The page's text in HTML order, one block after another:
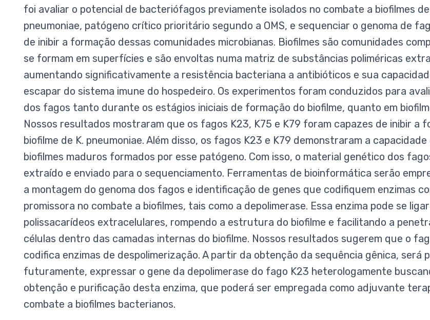
foi avaliar o potencial de bacteriófagos previamente isolados no combate a biofilmes de
pneumoniae, patógeno crítico prioritário segundo a OMS, e sequenciar o genoma de
de inibir a formação dessas comunidades microbianas. Biofilmes são comunidades
se formam em superfícies e são envoltas numa matriz de substâncias poliméricas
aumentando significativamente a resistência bacteriana a antibióticos e sua
escapar do sistema imune do hospedeiro. Os experimentos foram conduzidos para
dos fagos tanto durante os estágios iniciais de formação do biofilme, quanto em
Nossos resultados mostraram que os fagos K23, K75 e K79 foram capazes de inibir a
biofilme de K. pneumoniae. Além disso, os fagos K23 e K79 demonstraram a
biofilmes maduros formados por esse patógeno. Com isso, o material genético dos
extraído e enviado para o sequenciamento. Ferramentas de bioinformática serão
a montagem do genoma dos fagos e identificação de genes que codifiquem enzimas
promissora no combate a biofilmes, tais como a depolimerase. Essa enzima pode se
polissacarídeos extracelulares, rompendo a estrutura do biofilme e facilitando a
células dentro das camadas internas do biofilme. Nossos resultados sugerem que o
codifica enzimas de despolimerização. A partir da obtenção da sequência gênica, será
futuramente, expressar o gene da depolimerase do fago K23 heterologamente
obtenção e purificação desta enzima, que poderá ser empregada como adjuvante
combate a biofilmes bacterianos.